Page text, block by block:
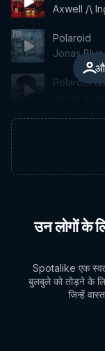
Axwell /\
Polaroid
Jonas Blue
Polaroid
उन लोगों के
Spotalike एक
बुलबुले को तोड़ने के
जिन्हें